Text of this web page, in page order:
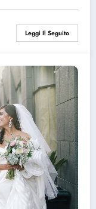
Leggi Il Seguito